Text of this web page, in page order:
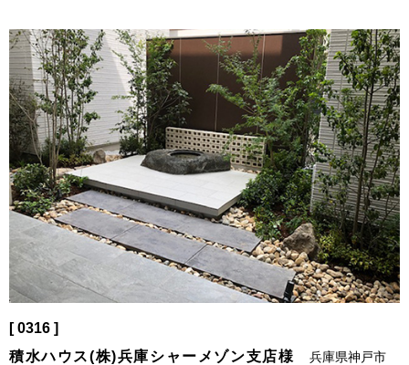
[ 0316 ]
積水ハウス(株)兵庫シャーメゾン支店様
兵庫県神戸市